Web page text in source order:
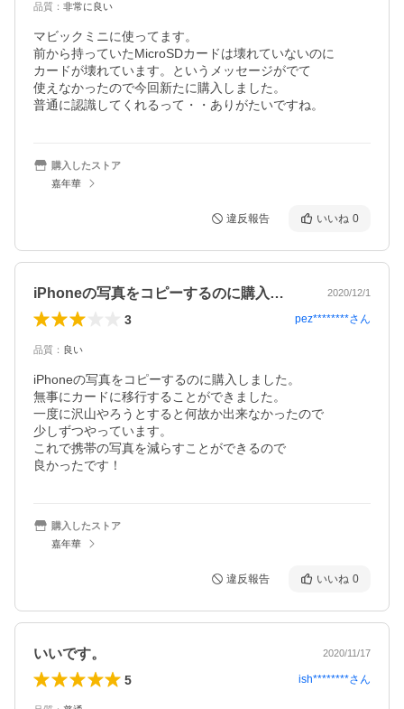
品質 ： 非常に良い
マビックミニに使ってます。
前から持っていたMicroSDカードは壊れていないのに
カードが壊れています。というメッセージがでて
使えなかったので今回新たに購入しました。
普通に認識してくれるって・・ありがたいですね。
購入したストア
嘉年華
違反報告 いいね 0
iPhoneの写真をコピーするのに購入… 2020/12/1
3 pez********さん
品質 ： 良い
iPhoneの写真をコピーするのに購入しました。
無事にカードに移行することができました。
一度に沢山やろうとすると何故か出来なかったので
少しずつやっています。
これで携帯の写真を減らすことができるので
良かったです！
購入したストア
嘉年華
違反報告 いいね 0
いいです。 2020/11/17
5 ish********さん